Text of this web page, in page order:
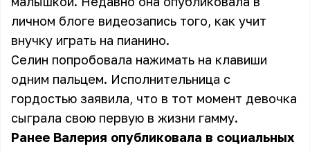
личном блоге видеозапись того, как учит
внучку играть на пианино.
Селин попробовала нажимать на клавиши
одним пальцем. Исполнительница с
гордостью заявила, что в тот момент девочка
сыграла свою первую в жизни гамму.
Ранее Валерия опубликовала в социальных